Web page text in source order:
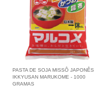
PASTA DE SOJA MISSÔ JAPONÊS
IKKYUSAN MARUKOME - 1000
GRAMAS